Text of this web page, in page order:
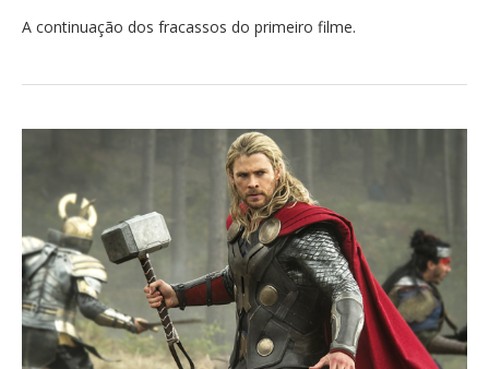
A continuação dos fracassos do primeiro filme.